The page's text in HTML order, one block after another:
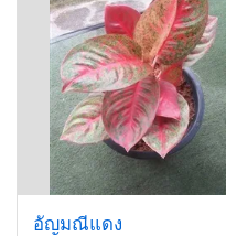
อัญมณีแดง